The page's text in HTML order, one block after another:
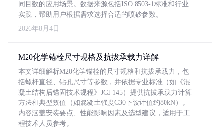
同目数的应用场景。数据来源包括ISO 8503-1标准和行业
实践，帮助用户根据需求选择合适的喷砂参数。
2026年8月4日
M20化学锚栓尺寸规格及抗拔承载力详解
本文详细解析M20化学锚栓的尺寸规格和抗拔承载力，包
括螺杆直径、钻孔尺寸等参数，并依据专业标准（如《混
凝土结构后锚固技术规程》JGJ 145）提供抗拔承载力计算
方法和典型数值（如混凝土强度C30下设计值约80kN）。
内容涵盖安装要点、性能影响因素及选型建议，适用于工
程技术人员参考。